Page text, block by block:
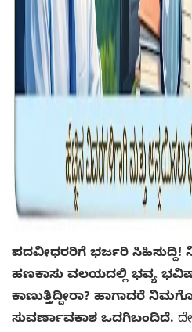
ಪದವೀಧರರಿಗೆ ಭರ್ಜರಿ ಸಿಹಿಸುದ್ದಿ!
ಹಣಕಾಸು ವಲಯದಲ್ಲಿ ಭವ್ಯ
ಕಾಣುತ್ತಿದ್ದೀರಾ? ಹಾಗಾದರೆ
ಸುವರ್ಣಾವಕಾಶ ಒದಗಿಬಂದಿದೆ.